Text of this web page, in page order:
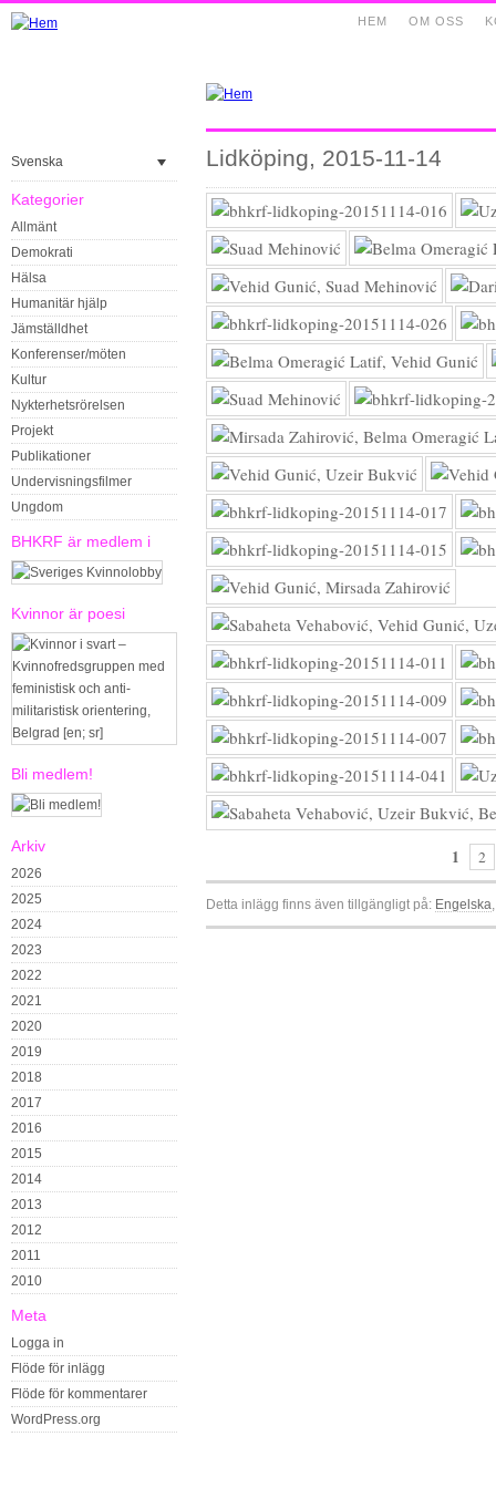
OM OSS
HEM
Svenska
Kategorier
Allmänt
Demokrati
Hälsa
Humanitär hjälp
Jämställdhet
Konferenser/möten
Kultur
Nykterhetsrörelsen
Projekt
Publikationer
Undervisningsfilmer
Ungdom
BHKRF är medlem i
Kvinnor är poesi
Bli medlem!
Arkiv
2026
2025
2024
2023
2022
2021
2020
2019
2018
2017
2016
2015
2014
2013
2012
2011
2010
Meta
Logga in
Flöde för inlägg
Flöde för kommentarer
WordPress.org
Lidköping, 2015-11-14
1 2
Detta inlägg finns även tillgängligt på: Engelska